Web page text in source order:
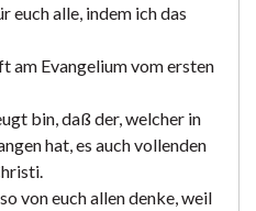
euch alle, indem ich das
am Evangelium vom ersten
bin, daß der, welcher in
hat, es auch vollenden
von euch allen denke, weil